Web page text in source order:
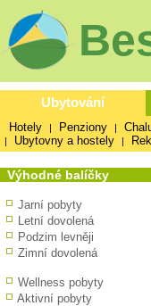
Ubytování
Hotely | Penziony |
| Ubytovny a hostely |
Výhodné balíčky
Jarní pobyty
Letní dovolená
Podzim levněji
Zimní dovolená
Wellness pobyty
Aktivní pobyty